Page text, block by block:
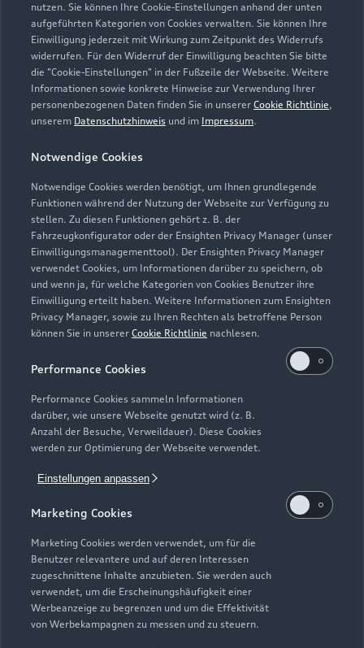
nutzen. Sie können Ihre Cookie-Einstellungen anhand der unten
aufgeführten Kategorien von Cookies verwalten. Sie können Ihre
Einwilligung jederzeit mit Wirkung zum Zeitpunkt des Widerrufs
widerrufen. Für den Widerruf der Einwilligung beachten Sie bitte
die "Cookie-Einstellungen" in der Fußzeile der Webseite. Weitere
Informationen sowie konkrete Hinweise zur Verwendung Ihrer
personenbezogenen Daten finden Sie in unserer Cookie Richtlinie,
unserem Datenschutzhinweis und im Impressum.
Notwendige Cookies
Notwendige Cookies werden benötigt, um Ihnen grundlegende
Funktionen während der Nutzung der Webseite zur Verfügung zu
stellen. Zu diesen Funktionen gehört z. B. der
Fahrzeugkonfigurator oder der Ensighten Privacy Manager (unser
Einwilligungsmanagementtool). Der Ensighten Privacy Manager
verwendet Cookies, um Informationen darüber zu speichern, ob
und wenn ja, für welche Kategorien von Cookies Benutzer ihre
Einwilligung erteilt haben. Weitere Informationen zum Ensighten
Privacy Manager, sowie zu Ihren Rechten als betroffene Person
können Sie in unserer Cookie Richtlinie nachlesen.
Performance Cookies
Performance Cookies sammeln Informationen
darüber, wie unsere Webseite genutzt wird (z. B.
Anzahl der Besuche, Verweildauer). Diese Cookies
werden zur Optimierung der Webseite verwendet.
Einstellungen anpassen
Marketing Cookies
Marketing Cookies werden verwendet, um für die
Benutzer relevantere und auf deren Interessen
zugeschnittene Inhalte anzubieten. Sie werden auch
verwendet, um die Erscheinungshäufigkeit einer
Werbeanzeige zu begrenzen und um die Effektivität
von Werbekampagnen zu messen und zu steuern.
Berliner Straße 26
97762 Hammelburg
09732 91480
info@autohaus-sell.de
Kontaktdaten herunterladen
Öffnungszeiten
Service
Geöffnet bis12:00
Geöffnet bis12:00